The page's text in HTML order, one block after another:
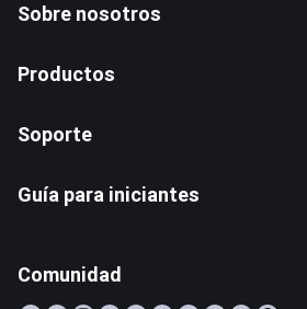
Sobre nosotros
Productos
Soporte
Guía para iniciantes
Comunidad